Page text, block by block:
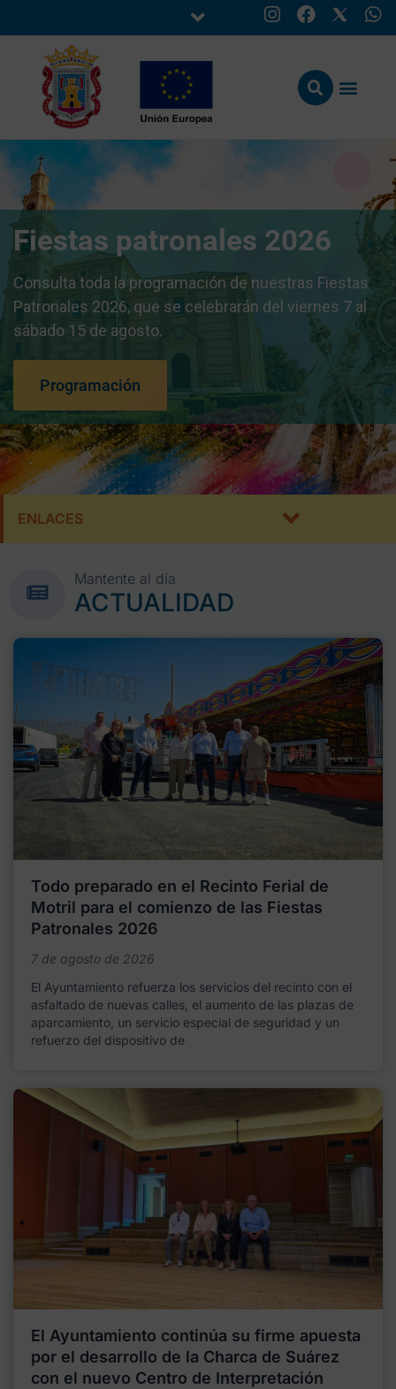
Fiestas patronales 2026
Consulta toda la programación de nuestras Fiestas
Patronales 2026, que se celebrarán del viernes 7 al
sábado 15 de agosto.
Programación
ENLACES
Mantente al día
ACTUALIDAD
Todo preparado en el Recinto Ferial de
Motril para el comienzo de las Fiestas
Patronales 2026
7 de agosto de 2026
El Ayuntamiento refuerza los servicios del recinto con el
asfaltado de nuevas calles, el aumento de las plazas de
aparcamiento, un servicio especial de seguridad y un
refuerzo del dispositivo de
El Ayuntamiento continúa su firme apuesta
por el desarrollo de la Charca de Suárez
con el nuevo Centro de Interpretación